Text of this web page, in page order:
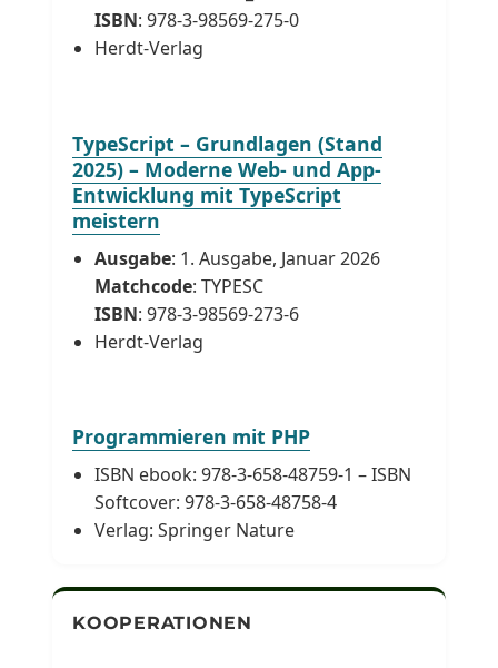
ISBN: 978-3-98569-275-0
Herdt-Verlag
TypeScript – Grundlagen (Stand
2025) – Moderne Web- und App-
Entwicklung mit TypeScript
meistern
Ausgabe: 1. Ausgabe, Januar 2026
Matchcode: TYPESC
ISBN: 978-3-98569-273-6
Herdt-Verlag
Programmieren mit PHP
ISBN ebook: 978-3-658-48759-1 – ISBN
Softcover: 978-3-658-48758-4
Verlag: Springer Nature
KOOPERATIONEN